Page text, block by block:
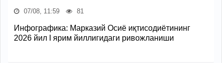
07/08, 11:59 81
Инфографика: Марказий Осиё иқтисодиётининг
2026 йил I ярим йиллигидаги ривожланиши